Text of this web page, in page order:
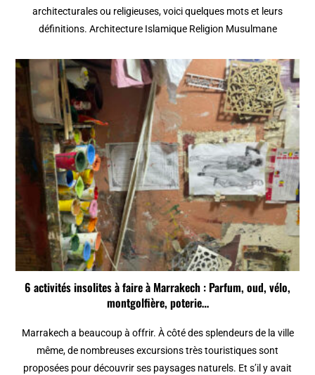
architecturales ou religieuses, voici quelques mots et leurs
définitions. Architecture Islamique Religion Musulmane
6 activités insolites à faire à Marrakech : Parfum, oud, vélo,
montgolfière, poterie…
Marrakech a beaucoup à offrir. À côté des splendeurs de la ville
même, de nombreuses excursions très touristiques sont
proposées pour découvrir ses paysages naturels. Et s’il y avait